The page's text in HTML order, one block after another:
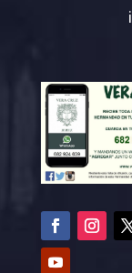
i